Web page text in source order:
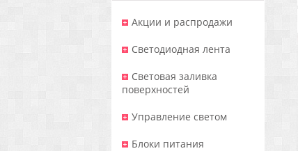
Акции и распродажи
Светодиодная лента
Световая заливка
поверхностей
Управление светом
Блоки питания